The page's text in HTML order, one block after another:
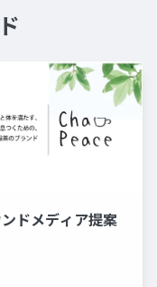
ドメディア提案